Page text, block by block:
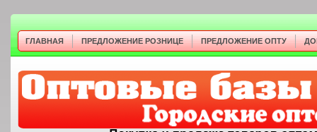
ГЛАВНАЯ ПРЕДЛОЖЕНИЕ РОЗНИЦЕ ПРЕДЛОЖЕНИЕ ОПТУ